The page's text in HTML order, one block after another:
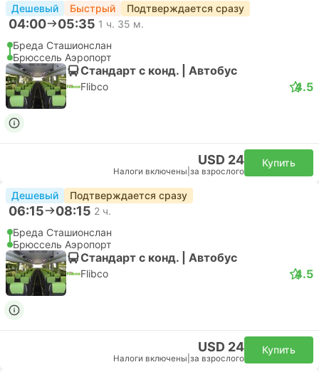
Дешевый Быстрый Подтверждается сразу
04:00 05:35 1 ч. 35 м.
Бреда Сташионслан
Брюссель Аэропорт
Стандарт с конд. | Автобус
Flibco 4.5
USD 24
Налоги включены за взрослого
Купить
Дешевый Подтверждается сразу
06:15 08:15 2 ч.
Бреда Сташионслан
Брюссель Аэропорт
Стандарт с конд. | Автобус
Flibco 4.5
USD 24
Налоги включены за взрослого
Купить